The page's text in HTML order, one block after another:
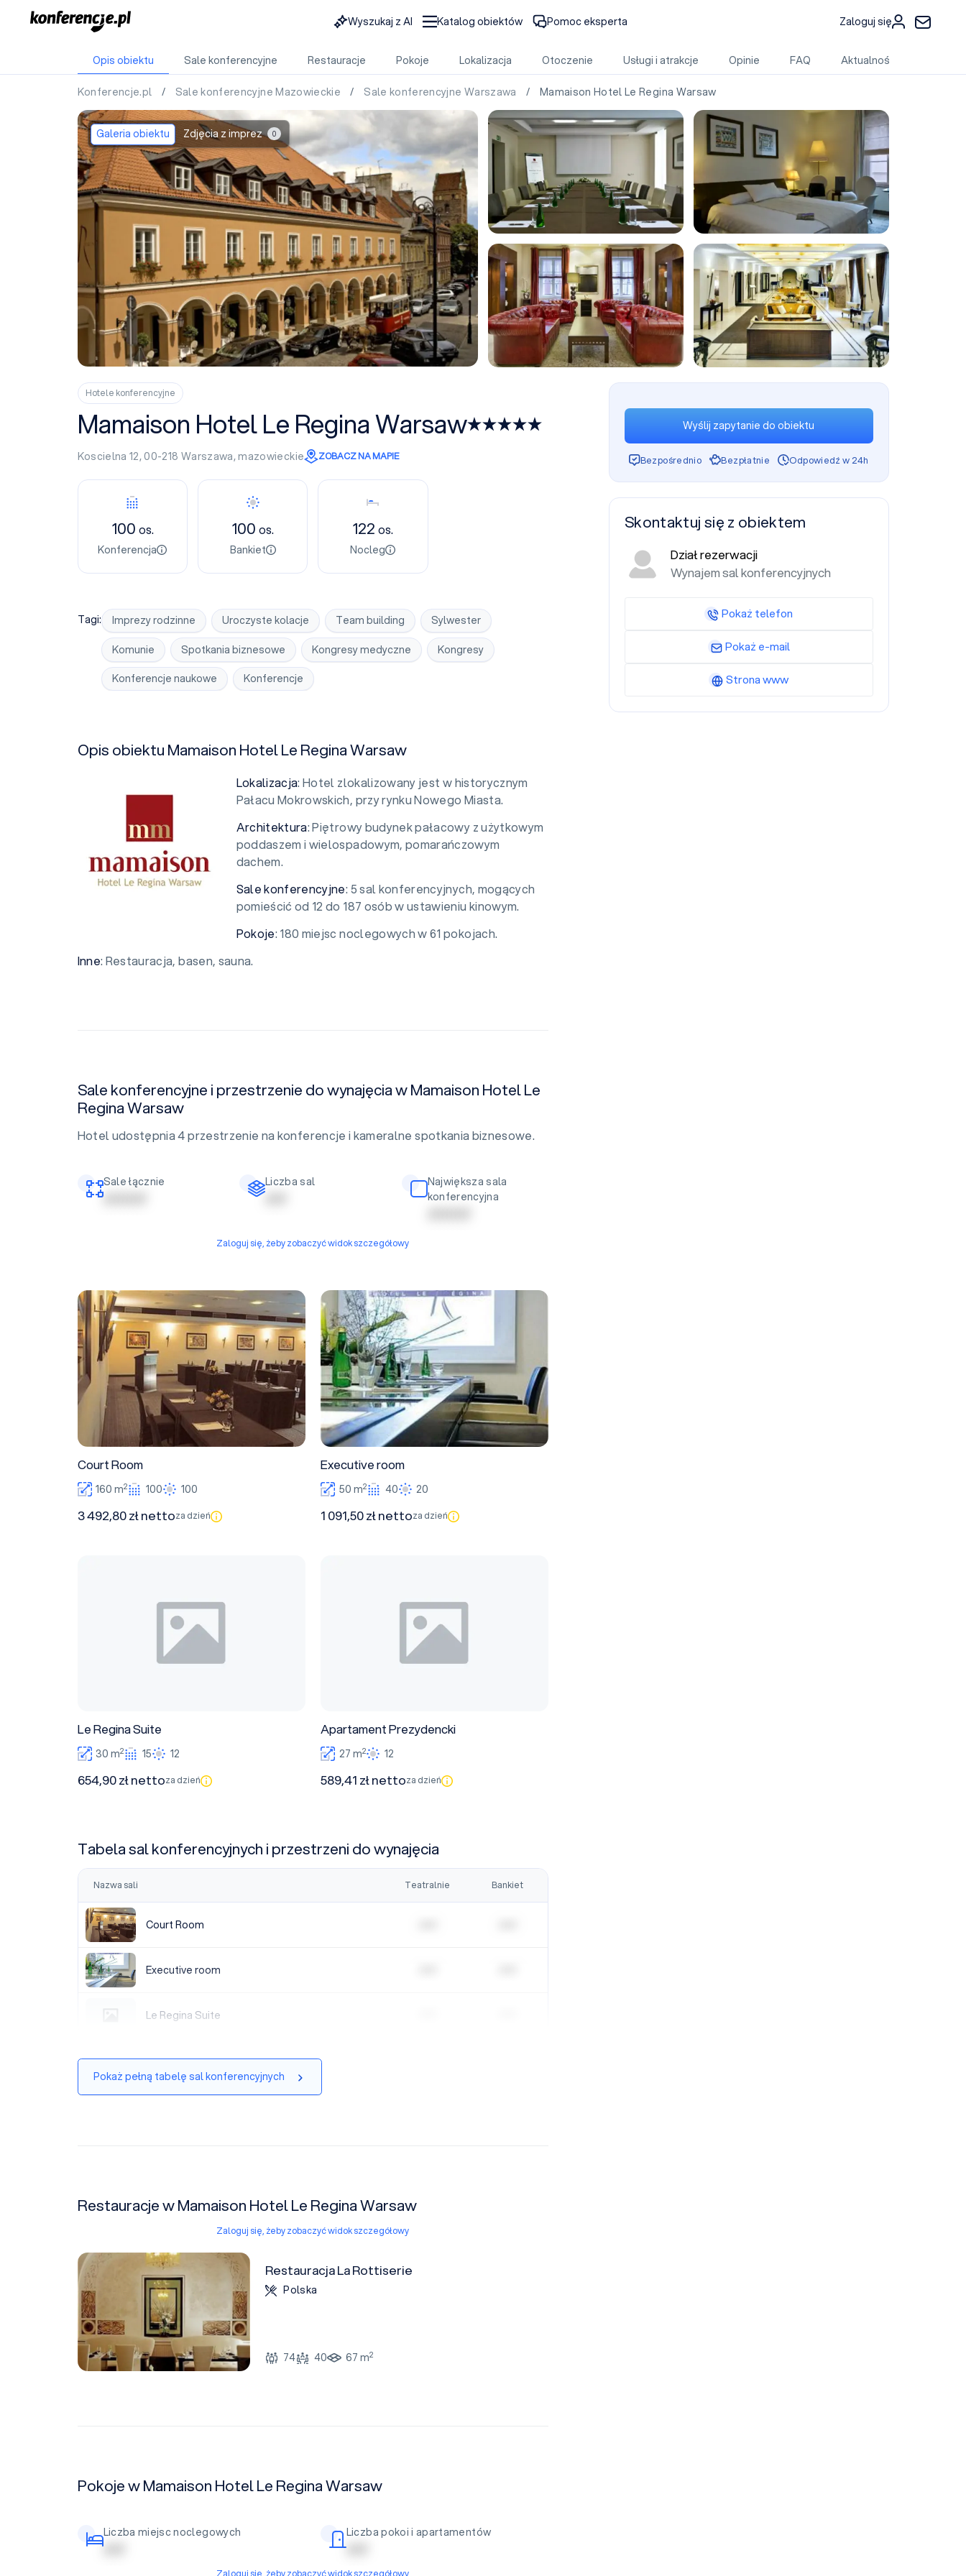
Wyszukaj z AI Katalog obiektów Pomoc eksperta Zaloguj się
Opis obiektu Sale konferencyjne Restauracje Pokoje Lokalizacja Otoczenie Usługi i atrakcje Opinie FAQ Aktualności
Konferencje.pl / Sale konferencyjne Mazowieckie / Sale konferencyjne Warszawa / Mamaison Hotel Le Regina Warsaw
Galeria obiektu Zdjęcia z imprez 0
+8
Hotele konferencyjne
Mamaison Hotel Le Regina Warsaw
Koscielna 12, 00-218 Warszawa,mazowieckie ZOBACZ NA MAPIE
Konferencja
100 os.
Konferencja
Bankiet
100os.
Bankiet
Nocleg
122os.
Nocleg
Tagi: Imprezy rodzinne Uroczyste kolacje Team building Sylwester
Komunie Spotkania biznesowe Kongresy medyczne Kongresy
Konferencje naukowe Konferencje
Opis obiektu Mamaison Hotel Le Regina Warsaw
Lokalizacja: Hotel zlokalizowany jest w historycznym
Pałacu Mokrowskich, przy rynku Nowego Miasta.
Architektura: Piętrowy budynek pałacowy z użytkowym
poddaszem i wielospadowym, pomarańczowym
dachem.
Sale konferencyjne: 5 sal konferencyjnych, mogących
pomieścić od 12 do 187 osób w ustawieniu kinowym.
Pokoje: 180 miejsc noclegowych w 61 pokojach.
Inne: Restauracja, basen, sauna.
Sale konferencyjne i przestrzenie do wynajęcia w Mamaison Hotel Le
Regina Warsaw
Hotel udostępnia 4 przestrzenie na konferencje i kameralne spotkania biznesowe.
Sale łącznie
| | | | | | | | | |
Liczba sal
Największa sala
konferencyjna
Zaloguj się, żeby zobaczyć widok szczegółowy
Court Room
Court Room
160 m2 100 100
3 492,80 zł nettoza dzień
Executive room
Executive room
50 m2 40 20
1 091,50 zł nettoza dzień
Le Regina Suite
30 m2 15 12
654,90 zł nettoza dzień
Apartament Prezydencki
27 m2 12
589,41 zł nettoza dzień
Tabela sal konferencyjnych i przestrzeni do wynajęcia
Nazwa sali Teatralnie Bankiet
Court Room
Court Room
Executive room
Executive room
Le Regina Suite
Pokaż pełną tabelę sal konferencyjnych
Restauracje w Mamaison Hotel Le Regina Warsaw
Zaloguj się, żeby zobaczyć widok szczegółowy
Restauracja La Rottiserie
Polska
74 40 67 m2
Pokoje w Mamaison Hotel Le Regina Warsaw
Liczba miejsc noclegowych
| | | | |
Liczba pokoi i apartamentów
| | | | |
Zaloguj się, żeby zobaczyć widok szczegółowy
Wyślij zapytanie do obiektu
Bezpośrednio Bezpłatnie Odpowiedź w 24h
Skontaktuj się z obiektem
Dział rezerwacji
Wynajem sal konferencyjnych
Pokaż telefon
Pokaż e-mail
Strona www